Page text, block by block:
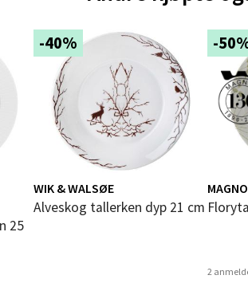
-40%
WIK & WALSØE
Alveskog tallerken dyp 21 cm
-
2
6413 Molde
10-20
- Thon Senter Malmporten
1, 8514 Narvik
dag 10-20